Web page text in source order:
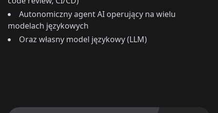
Autonomiczny agent AI operujący na wielu
modelach językowych
Oraz własny model językowy (LLM)